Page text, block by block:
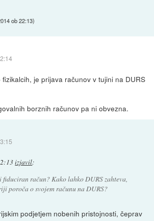
ob 22:13)
je prijava računov v tujini na DURS
borznih računov pa ni obvezna.
izjavil:
fiduciran račun? Kako lahko DURS zahteva,
poroča o svojem računu na DURS?
podjetjem nobenih pristojnosti, čeprav